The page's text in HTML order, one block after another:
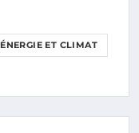
ÉNERGIE ET CLIMAT